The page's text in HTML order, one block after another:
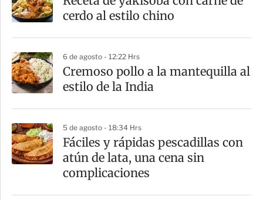
r
t
r
cerdo al estilo chino
6 de agosto - 12:22 Hrs
Cremoso pollo a la mantequilla al
estilo de la India
5 de agosto - 18:34 Hrs
Fáciles y rápidas pescadillas con
atún de lata, una cena sin
complicaciones